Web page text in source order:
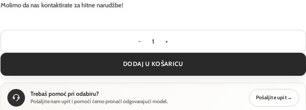
Molimo da nas kontaktirate za hitne narudžbe!
Visilica Ideal Lux ICE SP5 - Crna količina
DODAJ U KOŠARICU
Trebaš pomoć pri odabiru?
Pošaljite nam upit i pomoći ćemo pronaći odgovarajući model.
Pošaljite upit→